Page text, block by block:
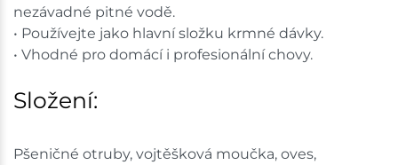
nezávadné pitné vodě.
• Používejte jako hlavní složku krmné dávky.
• Vhodné pro domácí i profesionální chovy.
Složení:
Pšeničné otruby, vojtěšková moučka, oves,